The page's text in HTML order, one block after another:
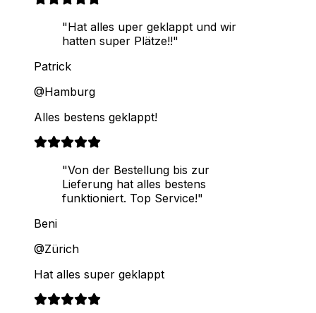
"Hat alles uper geklappt und wir
hatten super Plätze!!"
Patrick
@Hamburg
Alles bestens geklappt!
"Von der Bestellung bis zur
Lieferung hat alles bestens
funktioniert. Top Service!"
Beni
@Zürich
Hat alles super geklappt